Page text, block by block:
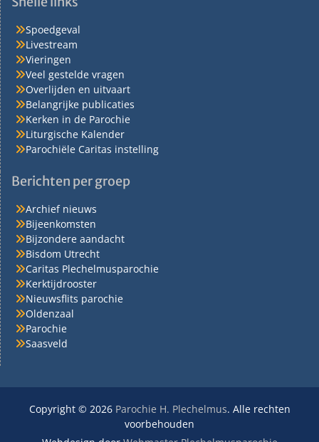
Spoedgeval
Livestream
Vieringen
Veel gestelde vragen
Overlijden en uitvaart
Belangrijke publicaties
Kerken in de Parochie
Liturgische Kalender
Parochiële Caritas instelling
Berichten per groep
Archief nieuws
Bijeenkomsten
Bijzondere aandacht
Bisdom Utrecht
Caritas Plechelmusparochie
Kerktijdrooster
Nieuwsflits parochie
Oldenzaal
Parochie
Saasveld
Copyright © 2026 Parochie H. Plechelmus. Alle rechten
voorbehouden